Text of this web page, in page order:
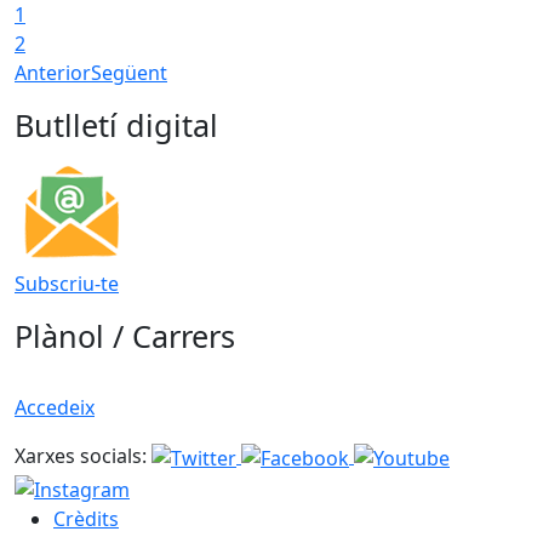
1
2
AnteriorSegüent
Butlletí digital
Subscriu-te
Plànol / Carrers
Accedeix
Xarxes socials:
Crèdits